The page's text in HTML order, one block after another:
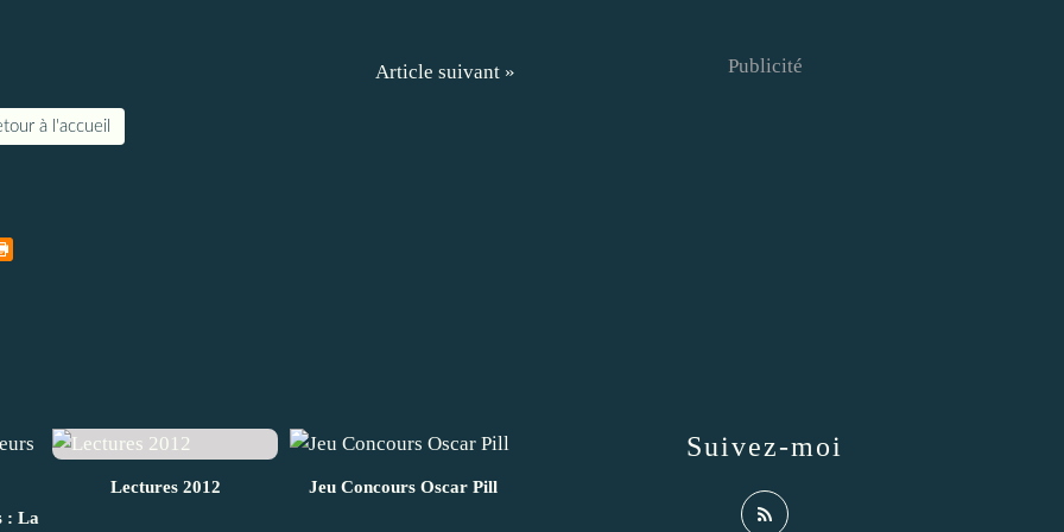
Article suivant »
à l'accueil
: La
Lectures 2012 Jeu Concours Oscar Pill
Suivez-moi
Publicité